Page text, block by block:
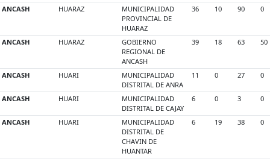
ANCASH HUARAZ
MUNICIPALIDAD
PROVINCIAL DE
HUARAZ
36 10 90 0
ANCASH HUARAZ
GOBIERNO
REGIONAL DE
ANCASH
39 18 63 50
ANCASH HUARI
MUNICIPALIDAD
DISTRITAL DE ANRA
11 0 27 0
ANCASH HUARI
MUNICIPALIDAD
DISTRITAL DE CAJAY
6 0 3 0
ANCASH HUARI
MUNICIPALIDAD
DISTRITAL DE
CHAVIN DE
HUANTAR
6 19 38 0